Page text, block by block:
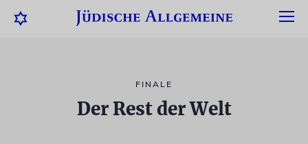
FINALE
Der Rest der Welt